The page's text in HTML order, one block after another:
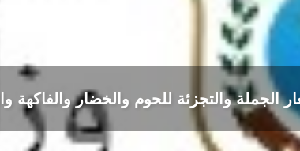
والتجزئة للحوم والخضار والفاكهة والحليب